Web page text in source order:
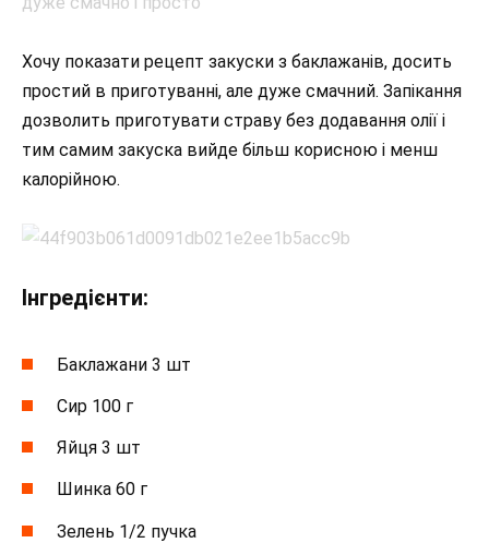
Хочу показати рецепт закуски з баклажанів, досить
простий в приготуванні, але дуже смачний. Запікання
дозволить приготувати страву без додавання олії і
тим самим закуска вийде більш корисною і менш
калорійною.
Інгредієнти:
Баклажани 3 шт
Сир 100 г
Яйця 3 шт
Шинка 60 г
Зелень 1/2 пучка